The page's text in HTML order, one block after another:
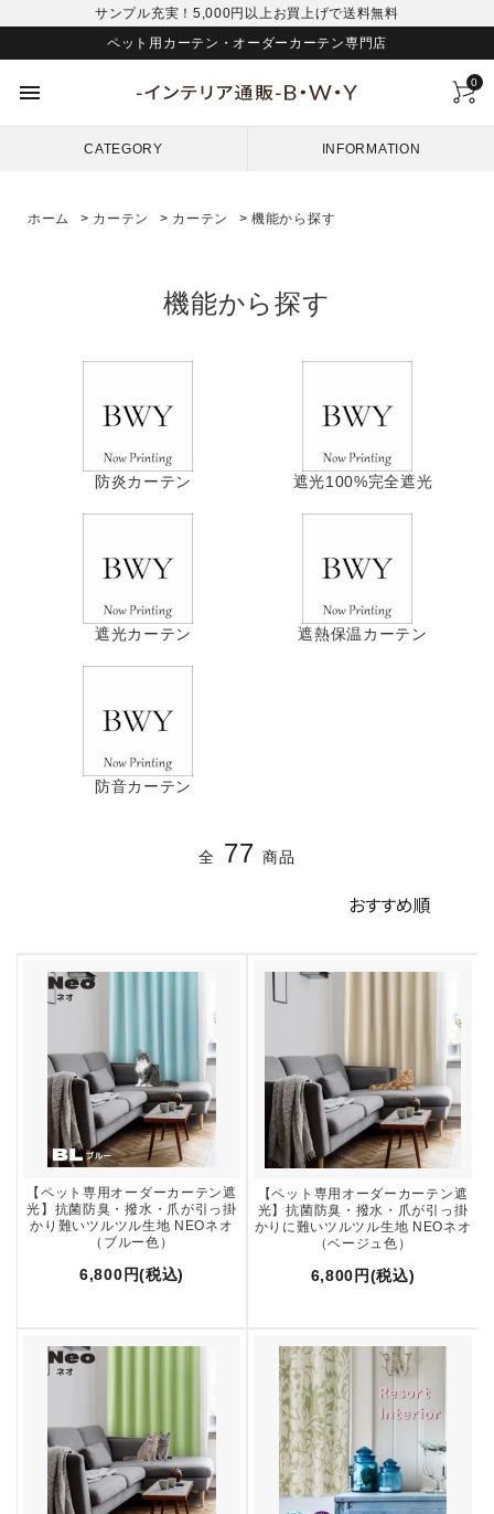
サンプル充実！5,000円以上お買上げで送料無料
ペット用カーテン・オーダーカーテン専門店
menu 0
CATEGORY INFORMATION
ホーム > カーテン > カーテン > 機能から探す
機能から探す
防炎カーテン 遮光100%完全遮光
遮光カーテン 遮熱保温カーテン
防音カーテン
全 77 商品
【ペット専用オーダーカーテン遮
光】抗菌防臭・撥水・爪が引っ掛
かり難いツルツル生地 NEOネオ
（ブルー色）
6,800円(税込)
【ペット専用オーダーカーテン遮
光】抗菌防臭・撥水・爪が引っ掛
かりに難いツルツル生地 NEOネオ
（ベージュ色）
6,800円(税込)